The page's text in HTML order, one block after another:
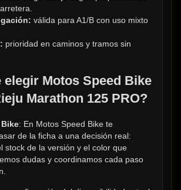
válida para A1/B con uso mixto
prioridad en caminos y tramos sin
elegir Motos Speed Bike
Marathon 125 PRO?
: En Motos Speed Bike te
de la ficha a una decisión real:
stock de la versión y el color que
dudas y coordinamos cada paso